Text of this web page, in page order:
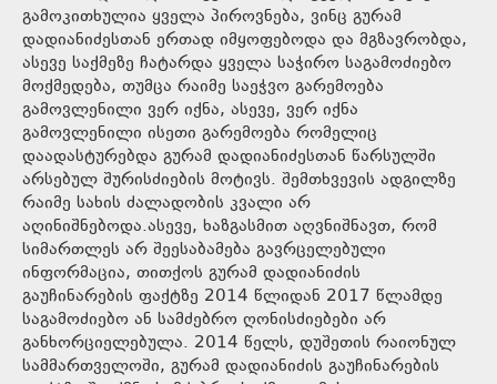
გამოკითხულია ყველა პიროვნება, ვინც გურამ
დადიანიძესთან ერთად იმყოფებოდა და მგზავრობდა,
ასევე საქმეზე ჩატარდა ყველა საჭირო საგამოძიებო
მოქმედება, თუმცა რაიმე საეჭვო გარემოება
გამოვლენილი ვერ იქნა, ასევე, ვერ იქნა
გამოვლენილი ისეთი გარემოება რომელიც
დაადასტურებდა გურამ დადიანიძესთან წარსულში
არსებულ შურისძიების მოტივს. შემთხვევის ადგილზე
რაიმე სახის ძალადობის კვალი არ
აღინიშნებოდა.ასევე, ხაზგასმით აღვნიშნავთ, რომ
სიმართლეს არ შეესაბამება გავრცელებული
ინფორმაცია, თითქოს გურამ დადიანიძის
გაუჩინარების ფაქტზე 2014 წლიდან 2017 წლამდე
საგამოძიებო ან სამძებრო ღონისძიებები არ
განხორციელებულა. 2014 წელს, დუშეთის რაიონულ
სამმართველოში, გურამ დადიანიძის გაუჩინარების